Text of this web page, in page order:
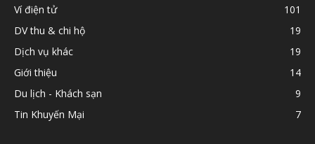
Ví điện tử
101
DV thu & chi hộ
19
Dịch vụ khác
19
Giới thiệu
14
Du lịch - Khách sạn
9
Tin Khuyến Mại
7